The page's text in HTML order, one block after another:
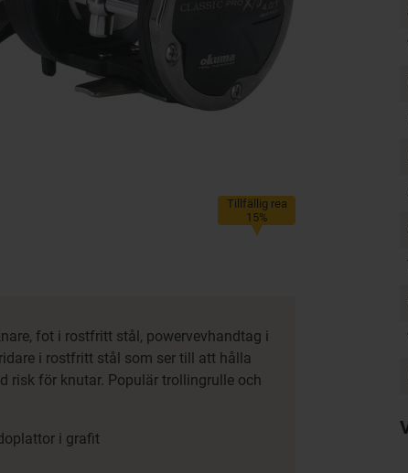
Tillfällig rea
15%
fot i rostfritt stål, powervevhandtag i
i rostfritt stål som ser till att hålla
risk för knutar. Populär trollingrulle och
i grafit